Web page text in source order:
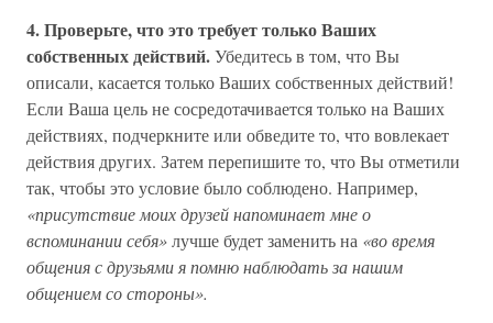
4. Проверьте, что это требует только Ваших
собственных действий.Убедитесь в том, что Вы
описали, касается только Ваших собственных действий!
Если Ваша цель не сосредотачивается только на Ваших
действиях, подчеркните или обведите то, что вовлекает
действия других. Затем перепишите то, что Вы отметили
так, чтобы это условие было соблюдено. Например,
«присутствие моих друзей напоминает мне о
вспоминании себя»лучше будет заменить на «во время
общения с друзьями я помню наблюдать за нашим
общением со стороны».